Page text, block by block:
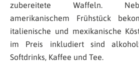
zubereitete Waffeln.
amerikanischem Frühstück
italienische und mexikanische
im Preis inkludiert sind
Softdrinks, Kaffee und Tee.